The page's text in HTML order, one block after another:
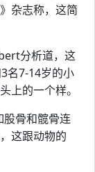
杂志称，这简
分析道，这
名7-14岁的小
上的一个样。
股骨和髋骨连
这跟动物的